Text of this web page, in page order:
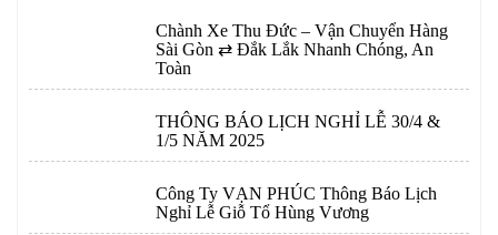
Chành Xe Thu Đức – Vận Chuyển Hàng
Sài Gòn ⇄ Đắk Lắk Nhanh Chóng, An
Toàn
THÔNG BÁO LỊCH NGHỈ LỄ 30/4 &
1/5 NĂM 2025
Công Ty VẠN PHÚC Thông Báo Lịch
Nghỉ Lễ Giỗ Tổ Hùng Vương